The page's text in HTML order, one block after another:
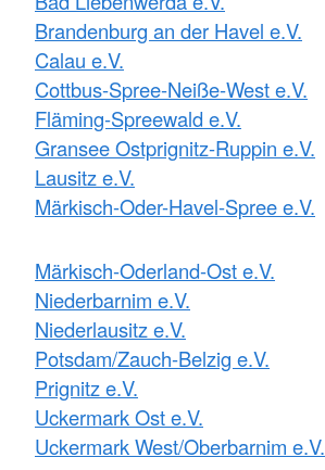
Brandenburg an der Havel e.V.
Calau e.V.
Cottbus-Spree-Neiße-West e.V.
Fläming-Spreewald e.V.
Gransee Ostprignitz-Ruppin e.V.
Lausitz e.V.
Märkisch-Oder-Havel-Spree e.V.
Märkisch-Oderland-Ost e.V.
Niederbarnim e.V.
Niederlausitz e.V.
Potsdam/Zauch-Belzig e.V.
Prignitz e.V.
Uckermark Ost e.V.
Uckermark West/Oberbarnim e.V.